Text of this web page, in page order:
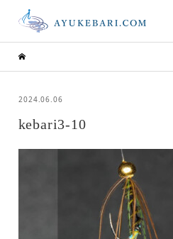
2024.06.06
kebari3-10